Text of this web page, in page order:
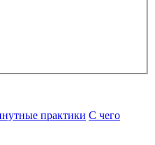
практики С чего